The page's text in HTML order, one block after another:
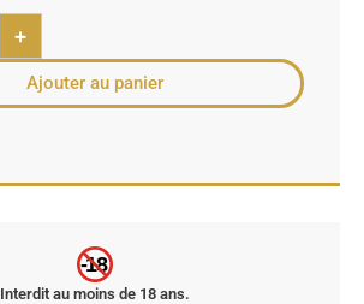
+
Ajouter au panier
-18
Interdit au moins de 18 ans.